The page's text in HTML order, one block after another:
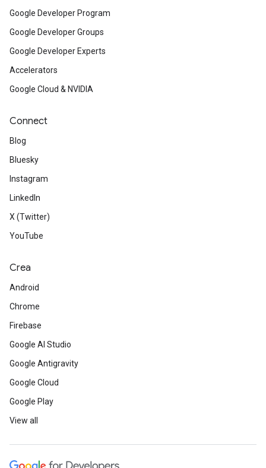
Google Developer Program
Google Developer Groups
Google Developer Experts
Accelerators
Google Cloud & NVIDIA
Connect
Blog
Bluesky
Instagram
LinkedIn
X (Twitter)
YouTube
Crea
Android
Chrome
Firebase
Google AI Studio
Google Antigravity
Google Cloud
Google Play
View all